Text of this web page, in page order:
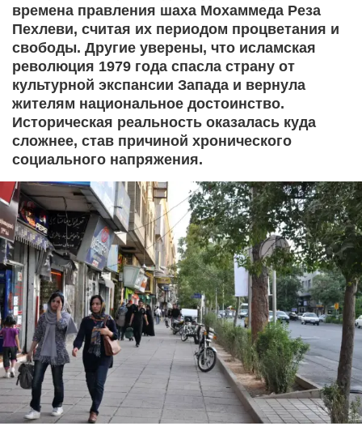
времена правления шаха Мохаммеда Реза
Пехлеви, считая их периодом процветания и
свободы. Другие уверены, что исламская
революция 1979 года спасла страну от
культурной экспансии Запада и вернула
жителям национальное достоинство.
Историческая реальность оказалась куда
сложнее, став причиной хронического
социального напряжения.